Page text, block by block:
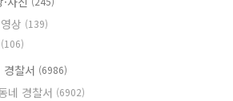
상 (139)
(106)
경찰서 (6986)
네 경찰서 (6902)